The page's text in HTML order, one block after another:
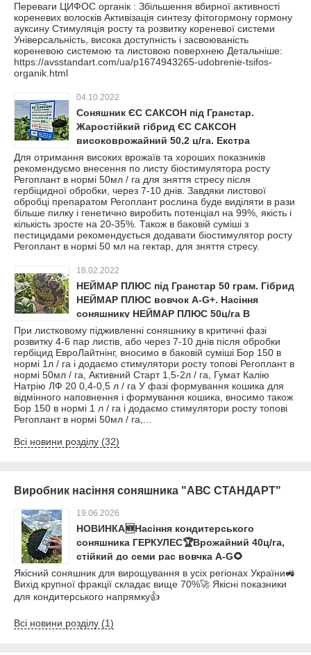
Переваги ЦИФОС органік : Збільшення вбирної активності
кореневих волосків Активізація синтезу фітогормону гормону
ауксину Стимуляція росту та розвитку кореневої системи
Універсальність, висока доступність і засвоюваність
кореневою системою та листовою поверхнею Детальніше:
https://avsstandart.com/ua/p1674943265-udobrenie-tsifos-
organik.html
04.10.2022
Соняшник ЄС САКСОН під Гранстар.
Жаростійкий гібрид ЄС САКСОН
високоврожайний 50,2 ц/га. Екстра
Для отримання високих врожаїв та хороших показників
рекомендуємо внесення по листу біостимулятора росту
Регоплант в нормі 50мл / га для зняття стресу після
гербіцидної обробки, через 7-10 днів. Завдяки листової
обробці препаратом Регоплант рослина буде виділяти в рази
більше пилку і генетично виробить потенціал на 99%, якість і
кількість зросте на 20-35%. Також в баковій суміші з
пестицидами рекомендується додавати біостимулятор росту
Регоплант в нормі 50 мл на гектар, для зняття стресу.
18.02.2022
НЕЙМАР ПЛЮС під Гранстар 50 грам. Гібрид
НЕЙМАР ПЛЮС вовчок A-G+. Насіння
соняшнику НЕЙМАР ПЛЮС 50ц/га В
наявності фракції стандарт, люкс та
преміум.
При листковому підживленні соняшнику в критичні фазі
розвитку 4-6 пар листів, або через 7-10 днів після обробки
гербіцид ЕвроЛайтнінг, вносимо в баковій суміші Бор 150 в
нормі 1л / га і додаємо стимулятори росту топові Регоплант в
нормі 50мл / га, Активний Старт 1,5-2л / га, Гумат Калію
Натрію ЛФ 20 0,4-0,5 л / га У фазі формування кошика для
відмінного наповнення і формування кошика, вносимо також
Бор 150 в нормі 1 л / га і додаємо стимулятори росту топові
Регоплант в нормі 50мл / га,...
Всі новини розділу (32)
Виробник насіння соняшника "АВС СТАНДАРТ"
19.06.2026
НОВИНКА🆕Насіння кондитерського
соняшника ГЕРКУЛЕС🏆Врожайний 40ц/га,
стійкий до семи рас вовчка A-G🌻
Якісний соняшник для вирощування в усіх регіонах України🚜
Вихід крупної фракції складає вище 70%🚀 Якісні показники
для кондитерського напрямку👍
Всі новини розділу (1)